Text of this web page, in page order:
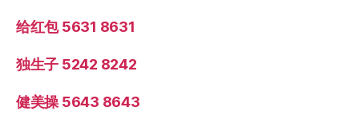
给红包 5631 8631
独生子 5242 8242
健美操 5643 8643